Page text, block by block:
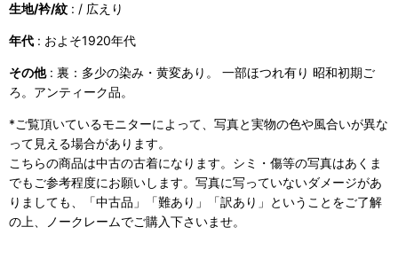
生地/衿/紋 : / 広えり
年代 : およそ1920年代
その他: 裏：多少の染み・黄変あり。 一部ほつれ有り 昭和初期ご
ろ。アンティーク品。
*ご覧頂いているモニターによって、写真と実物の色や風合いが異な
って見える場合があります。
こちらの商品は中古の古着になります。シミ・傷等の写真はあくま
でもご参考程度にお願いします。写真に写っていないダメージがあ
りましても、「中古品」「難あり」「訳あり」ということをご了解
の上、ノークレームでご購入下さいませ。